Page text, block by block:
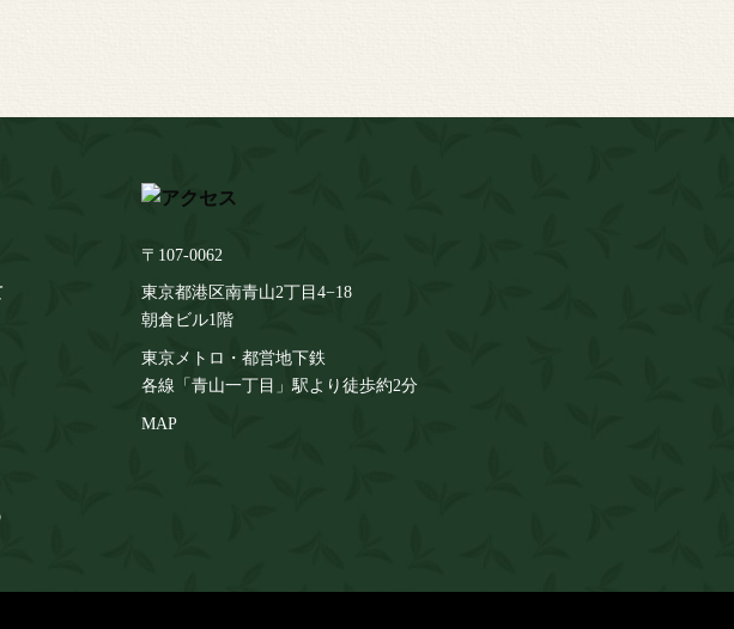
〒107-0062
東京都港区南青山2丁目4−18
朝倉ビル1階
東京メトロ・都営地下鉄
各線「青山一丁目」駅より徒歩約2分
MAP